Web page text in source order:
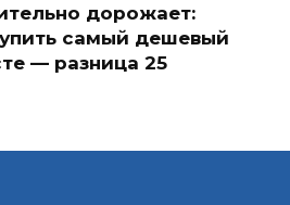
дорожает:
самый дешевый
— разница 25